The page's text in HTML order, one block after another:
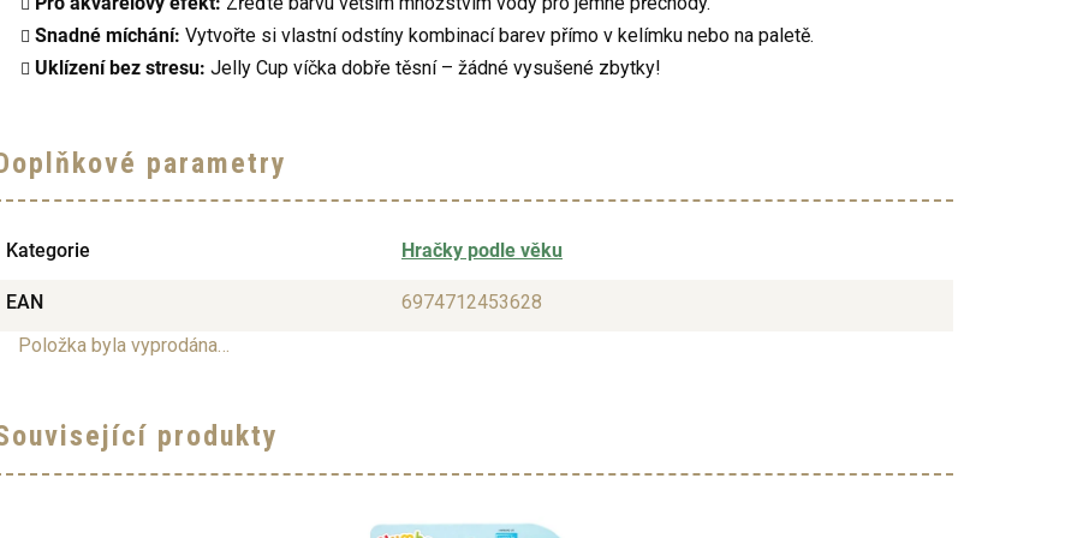
Snadné míchání: Vytvořte si vlastní odstíny kombinací barev přímo v kelímku nebo na paletě.
Uklízení bez stresu: Jelly Cup víčka dobře těsní – žádné vysušené zbytky!
parametry
Kategorie Hračky podle věku
EAN
6974712453628
Položka byla vyprodána…
produkty